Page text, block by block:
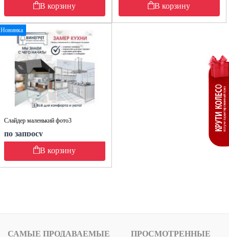
В корзину
В корзину
Новинка
Слайдер маленький фото3
по запросу
В корзину
САМЫЕ ПРОДАВАЕМЫЕ
ПРОСМОТРЕННЫЕ